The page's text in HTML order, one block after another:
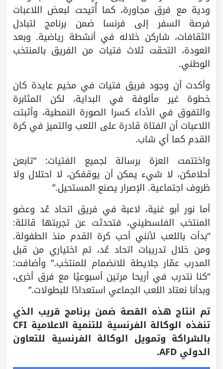
ودية مع فرق مجاورة، كما أُتيحت لبعض اللاعبات
فرصة السفر إلى فرنسا ضمن برنامج لتبادل
الثقافات، شاركن خلاله في أنشطة رياضية. وبعد
العودة، التحقت ثلاث فتيات من الفريق بالمنتخب
الوطني.
وأكدت أن وجود فريق فتيات في مخيم عايدة كان
خطوة غير مألوفة في البداية، لكن المثابرة
والتفوق في الأداء كسرا الصورة النمطية، وأثبتت
اللاعبات أن الفتاة قادرة على اللعب والتميز في كرة
القدم كما أي شاب.
واختتمت العزة برسالة لجميع الفتيات: “تابعن
أحلامكن، لا شيء يمكن أن يوقفكن، لا احتلال ولا
ظروف اجتماعية. الإصرار يصنع المستحيل.”
أما نور أبو غنية، لاعبة في فريق اتحاد عُد وعضو
المنتخب الفلسطيني، فتحدثت عن تجربتها قائلة:
“بدأت باللعب لأنني أحب كرة القدم منذ الطفولة.
ومن خلال تدريبات اتحاد عُد، تم اختياري من قبل
المدرب عمّار جلايطة للانضمام للمنتخب.” وأضافت:
“كنا نتدرب في أريحا مرتين أسبوعيًا مع فرق أخرى،
وبدأنا نعتاد اللعب الجماعي استعدادًا للبطولات.”
تم انتاج هذه القصة ضمن برنامج قريب الذي
تنفذه الوكالة الفرنسية للتنمية الاعلامية CFI
بالشراكة وتمويل الوكالة الفرنسية للتعاون
الدولي AFD.